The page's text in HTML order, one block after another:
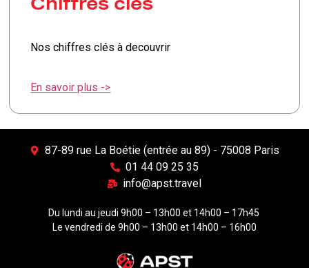
Chiffres clés
Nos chiffres clés à decouvrir
En savoir plus ->
87-89 rue La Boétie (entrée au 89) - 75008 Paris
01 44 09 25 35
info@apst.travel
Du lundi au jeudi 9h00 – 13h00 et 14h00 – 17h45
Le vendredi de 9h00 – 13h00 et 14h00 – 16h00